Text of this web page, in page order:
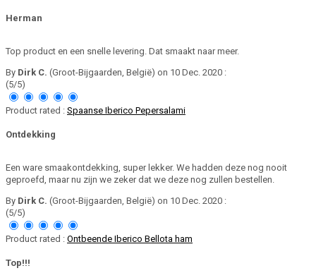
Herman
Top product en een snelle levering. Dat smaakt naar meer.
By Dirk C. (Groot-Bijgaarden, België) on 10 Dec. 2020 :
(5/5)
Product rated : Spaanse Iberico Pepersalami
Ontdekking
Een ware smaakontdekking, super lekker. We hadden deze nog nooit
geproefd, maar nu zijn we zeker dat we deze nog zullen bestellen.
By Dirk C. (Groot-Bijgaarden, België) on 10 Dec. 2020 :
(5/5)
Product rated : Ontbeende Iberico Bellota ham
Top!!!